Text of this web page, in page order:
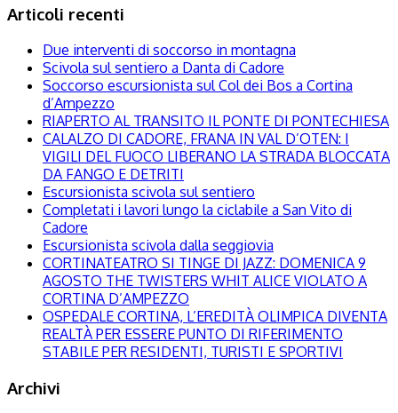
Articoli recenti
Due interventi di soccorso in montagna
Scivola sul sentiero a Danta di Cadore
Soccorso escursionista sul Col dei Bos a Cortina
d’Ampezzo
RIAPERTO AL TRANSITO IL PONTE DI PONTECHIESA
CALALZO DI CADORE, FRANA IN VAL D’OTEN: I
VIGILI DEL FUOCO LIBERANO LA STRADA BLOCCATA
DA FANGO E DETRITI
Escursionista scivola sul sentiero
Completati i lavori lungo la ciclabile a San Vito di
Cadore
Escursionista scivola dalla seggiovia
CORTINATEATRO SI TINGE DI JAZZ: DOMENICA 9
AGOSTO THE TWISTERS WHIT ALICE VIOLATO A
CORTINA D’AMPEZZO
OSPEDALE CORTINA, L’EREDITÀ OLIMPICA DIVENTA
REALTÀ PER ESSERE PUNTO DI RIFERIMENTO
STABILE PER RESIDENTI, TURISTI E SPORTIVI
Archivi